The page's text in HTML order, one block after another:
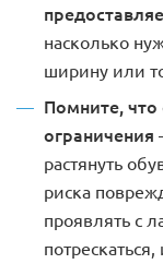
насколько
ширину или
Помните,
ограничения
растянуть
риска
проявлять с